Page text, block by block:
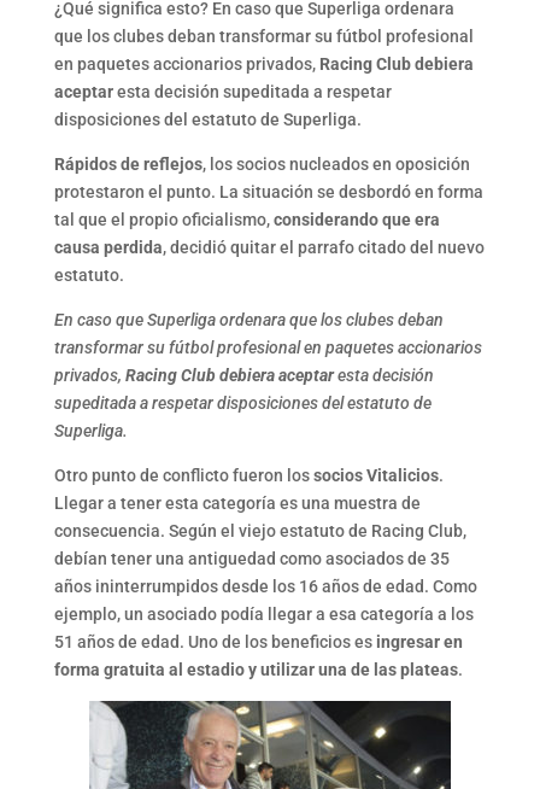
¿Qué significa esto? En caso que Superliga ordenara
que los clubes deban transformar su fútbol profesional
en paquetes accionarios privados, Racing Club debiera
aceptaresta decisión supeditada a respetar
disposiciones del estatuto de Superliga.
Rápidos de reflejos, los socios nucleados en oposición
protestaron el punto. La situación se desbordó en forma
tal que el propio oficialismo,considerando que era
causa perdida, decidió quitar el parrafo citado del nuevo
estatuto.
En caso que Superliga ordenara que los clubes deban
transformar su fútbol profesional en paquetes accionarios
privados, Racing Club debiera aceptaresta decisión
supeditada a respetar disposiciones del estatuto de
Superliga.
Otro punto de conflicto fueron lossocios Vitalicios.
Llegar a tener esta categoría es una muestra de
consecuencia. Según el viejo estatuto de Racing Club,
debían tener una antiguedad como asociados de 35
años ininterrumpidos desde los 16 años de edad. Como
ejemplo, un asociado podía llegar a esa categoría a los
51 años de edad. Uno de los beneficios es ingresar en
forma gratuita al estadio y utilizar una de las plateas.